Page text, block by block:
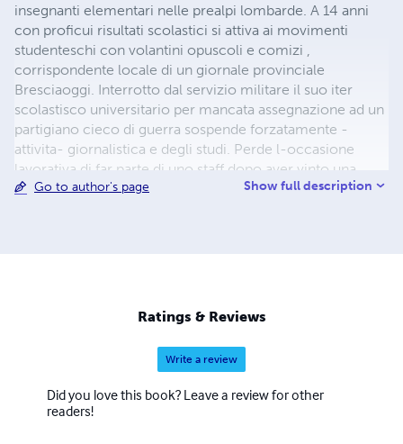
insegnanti elementari nelle prealpi lombarde. A 14 anni
con proficui risultati scolastici si attiva ai movimenti
studenteschi con volantini opuscoli e comizi ,
corrispondente locale di un giornale provinciale
Bresciaoggi. Interrotto dal servizio militare il suo iter
scolastisco universitario per mancata assegnazione ad un
partigiano cieco di guerra sospende forzatamente -
attivita- giornalistica e degli studi. Perde l-occasione
lavorativa di far parte di uno staff dopo aver vinto una
borsa di studio dell-ente locale e terminato il servizio
Rolling Stones con un betsellers e nuova attività--
giornalistica di pubblicazioni e nuovi libri
Go to author's page Show full description
Ratings & Reviews
Write a review
Did you love this book? Leave a review for other
readers!